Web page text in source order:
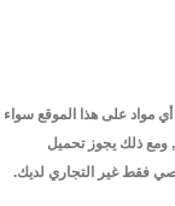
أي مواد على هذا الموقع سواء
ومع ذلك يجوز تحميل
فقط غير التجاري لديك.